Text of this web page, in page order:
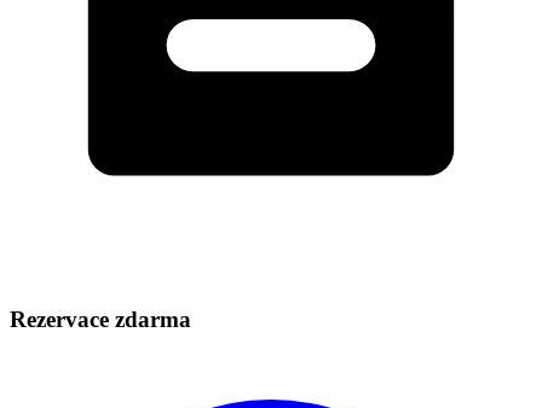
Rezervace zdarma